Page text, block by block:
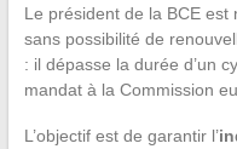
Le président de la BCE est
sans possibilité de
: il dépasse la durée d’un
mandat à la Commission
L’objectif est de garantir l’